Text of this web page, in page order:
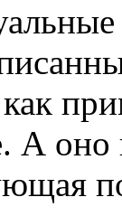
А оно